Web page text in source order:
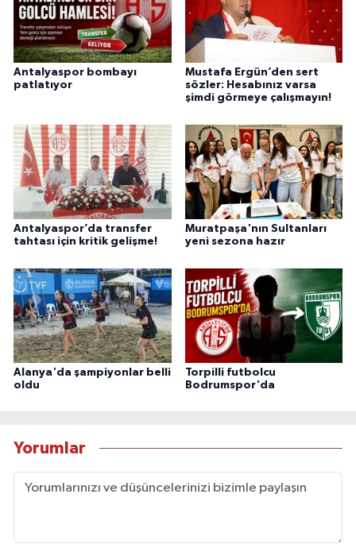
Antalyaspor bombayı
patlatıyor
Mustafa Ergün’den sert
sözler: Hesabınız varsa
şimdi görmeye çalışmayın!
Antalyaspor’da transfer
tahtası için kritik gelişme!
Muratpaşa'nın Sultanları
yeni sezona hazır
Alanya'da şampiyonlar belli
oldu
Torpilli futbolcu
Bodrumspor'da
Yorumlar